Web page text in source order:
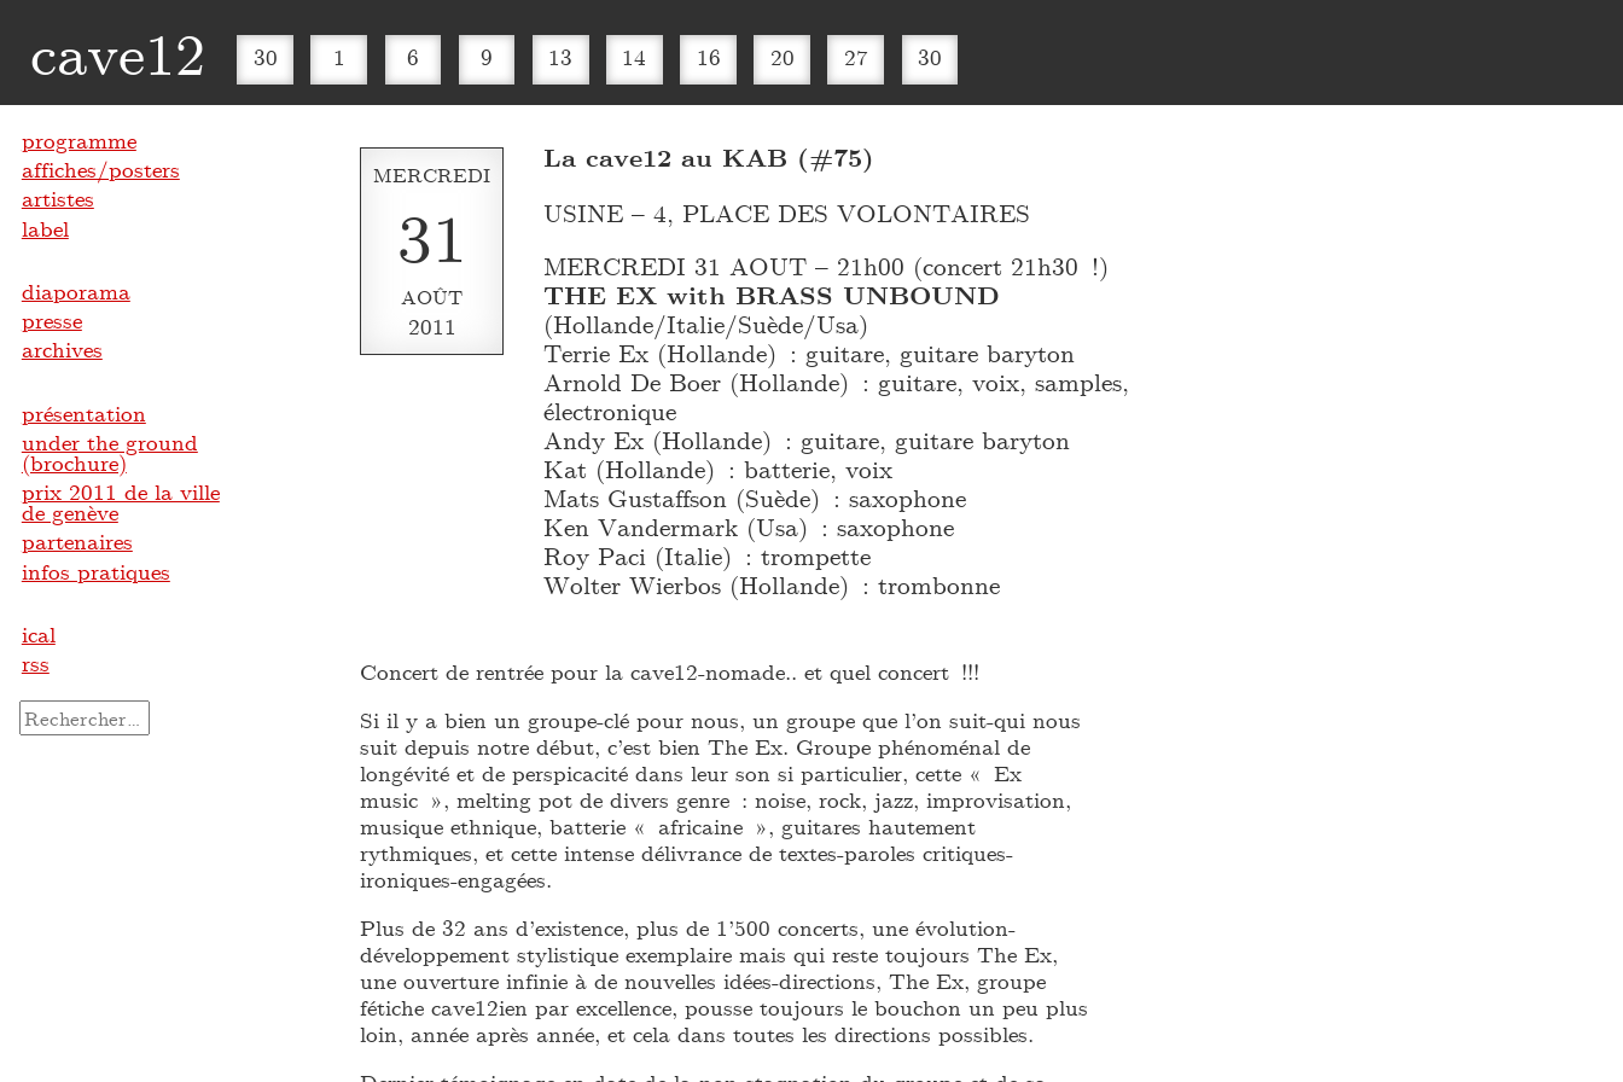
cave12 30 1 6 9 13 14 16 20 27 30
MERCREDI
31
AOÛT
2011
La cave12 au KAB (#75)
USINE – 4, PLACE DES VOLONTAIRES
MERCREDI 31 AOUT – 21h00 (concert 21h30 !)
THE EX with BRASS UNBOUND
(Hollande/Italie/Suède/Usa)
Terrie Ex (Hollande) : guitare, guitare baryton
Arnold De Boer (Hollande) : guitare, voix, samples,
électronique
Andy Ex (Hollande) : guitare, guitare baryton
Kat (Hollande) : batterie, voix
Mats Gustaffson (Suède) : saxophone
Ken Vandermark (Usa) : saxophone
Roy Paci (Italie) : trompette
Wolter Wierbos (Hollande) : trombonne
Concert de rentrée pour la cave12-nomade.. et quel concert !!!
Si il y a bien un groupe-clé pour nous, un groupe que l’on suit-qui nous
suit depuis notre début, c’est bien The Ex. Groupe phénoménal de
longévité et de perspicacité dans leur son si particulier, cette « Ex
music », melting pot de divers genre : noise, rock, jazz, improvisation,
musique ethnique, batterie « africaine », guitares hautement
rythmiques, et cette intense délivrance de textes-paroles critiques-
ironiques-engagées.
Plus de 32 ans d’existence, plus de 1’500 concerts, une évolution-
développement stylistique exemplaire mais qui reste toujours The Ex,
une ouverture infinie à de nouvelles idées-directions, The Ex, groupe
fétiche cave12ien par excellence, pousse toujours le bouchon un peu plus
loin, année après année, et cela dans toutes les directions possibles.
programme
affiches/posters
artistes
label
diaporama
presse
archives
présentation
under the ground
(brochure)
prix 2011 de la ville
de genève
partenaires
infos pratiques
ical
rss
Rechercher :